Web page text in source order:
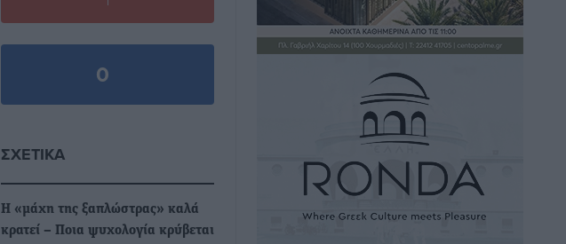
0
ΣΧΕΤΙΚΆ
Η «μάχη της ξαπλώστρας» καλά
κρατεί – Ποια ψυχολογία κρύβεται